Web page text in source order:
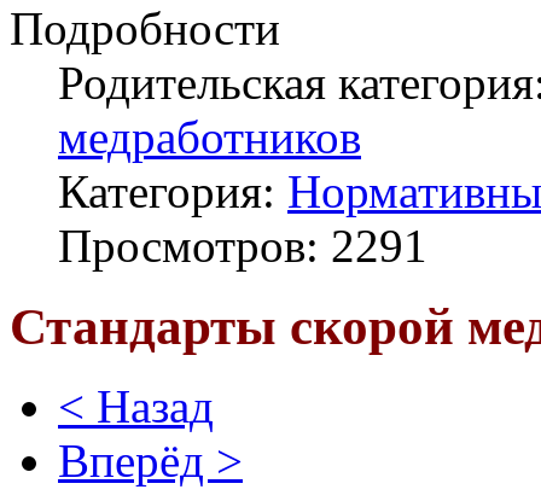
Подробности
Родительская
медработников
Категория:
Просмотров: 2291
Стандарты скорой
< Назад
Вперёд >